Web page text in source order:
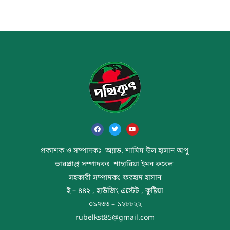
প্রকাশক ও সম্পাদকঃ অ্যাড. শামিম উল হাসান অপু
ভারপ্রাপ্ত সম্পাদকঃ শাহারিয়া ইমন রুবেল
সহকারী সম্পাদকঃ ফরহাদ হাসান
ই – ৪৪২ , হাউজিং এস্টেট , কুষ্টিয়া
০১৭৩৩ – ১২৮৮২২
rubelkst85@gmail.com